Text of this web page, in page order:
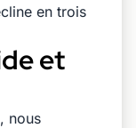
en trois
et
nous